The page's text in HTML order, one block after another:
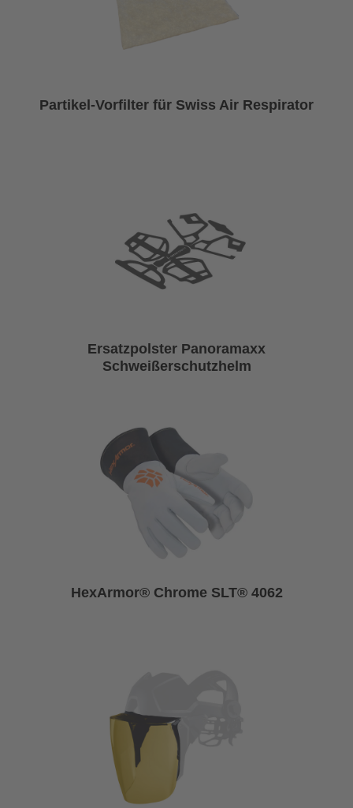
Partikel-Vorfilter für Swiss Air Respirator
Ersatzpolster Panoramaxx
Schweißerschutzhelm
HexArmor® Chrome SLT® 4062